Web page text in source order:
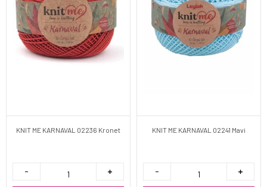
KNIT ME KARNAVAL 02236 Kronet KNIT ME KARNAVAL 02241 Mavi